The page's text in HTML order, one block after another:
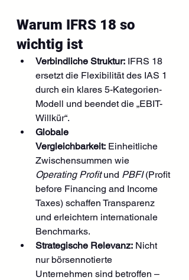
Warum IFRS 18 so
wichtig ist
Verbindliche Struktur: IFRS 18
ersetzt die Flexibilität des IAS 1
durch ein klares 5-Kategorien-
Modell und beendet die „EBIT-
Willkür“.
Globale
Vergleichbarkeit: Einheitliche
Zwischensummen wie
Operating Profit und PBFI (Profit
before Financing and Income
Taxes) schaffen Transparenz
und erleichtern internationale
Benchmarks.
Strategische Relevanz: Nicht
nur börsennotierte
Unternehmen sind betroffen –